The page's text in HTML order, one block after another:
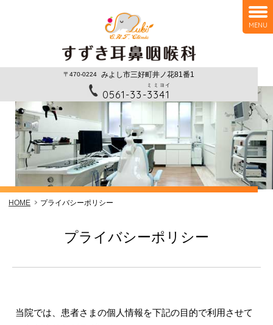
〒470-0224 みよし市三好町井ノ花81番1
0561-33-3
ミ
3
ミ
4
ヨ
1
イ
MENU
HOME プライバシーポリシー
プライバシーポリシー
当院では、患者さまの個人情報を下記の目的で利用させて